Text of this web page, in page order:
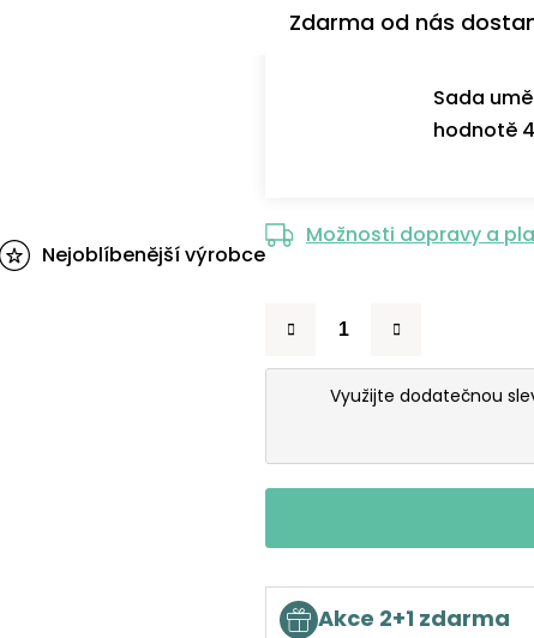
Zdarma od nás
Sada
hodnotě
Možnosti dopravy a
Využijte dodatečnou
Akce 2+1 zdarma
Nejoblíbenější výrobce